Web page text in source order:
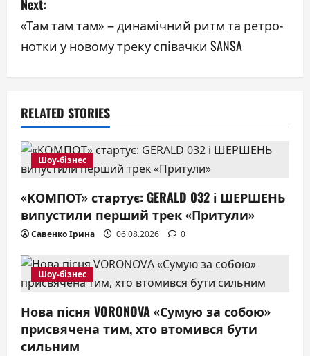
t
n
v
i
g
a
t
i
o
n
Next:
«Там там там» – динамічний ритм та ретро-
нотки у новому треку співачки SANSA
RELATED STORIES
Шоу-бізнес
«КОМПОТ» стартує: GERALD 032 і ШЕРШЕНЬ
випустили перший трек «Притули»
Савенко Ірина 06.08.2026 0
Шоу-бізнес
Нова пісня VORONOVA «Сумую за собою»
присвячена тим, хто втомився бути
сильним